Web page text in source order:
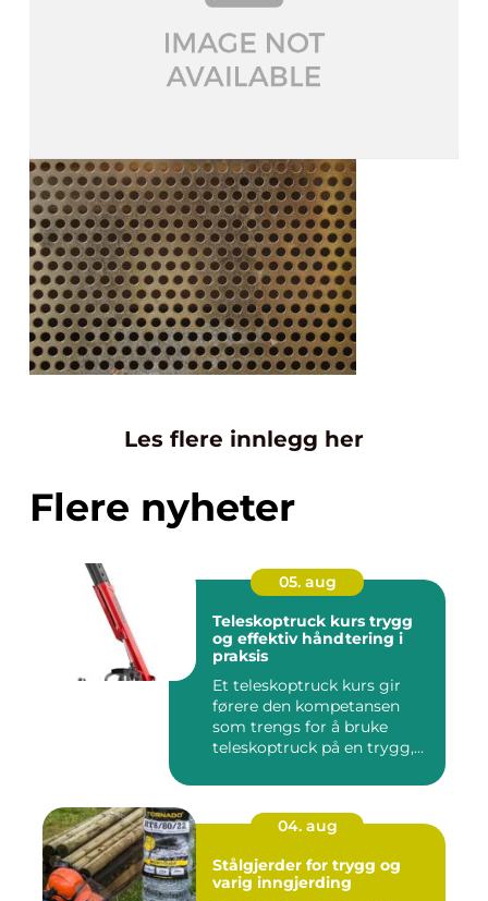
Les flere innlegg her
Flere nyheter
05. aug
Teleskoptruck kurs trygg
og effektiv håndtering i
praksis
Et teleskoptruck kurs gir
førere den kompetansen
som trengs for å bruke
teleskoptruck på en trygg,
04. aug
Stålgjerder for trygg og
varig inngjerding